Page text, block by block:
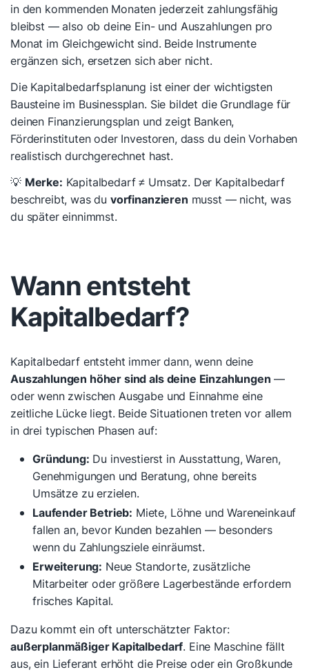
in den kommenden Monaten jederzeit zahlungsfähig
bleibst — also ob deine Ein- und Auszahlungen pro
Monat im Gleichgewicht sind. Beide Instrumente
ergänzen sich, ersetzen sich aber nicht.
Die Kapitalbedarfsplanung ist einer der wichtigsten
Bausteine im Businessplan. Sie bildet die Grundlage für
deinen Finanzierungsplan und zeigt Banken,
Förderinstituten oder Investoren, dass du dein Vorhaben
realistisch durchgerechnet hast.
💡 Merke: Kapitalbedarf ≠ Umsatz. Der Kapitalbedarf
beschreibt, was du vorfinanzieren musst — nicht, was
du später einnimmst.
Wann entsteht
Kapitalbedarf?
Kapitalbedarf entsteht immer dann, wenn deine
Auszahlungen höher sind als deine Einzahlungen —
oder wenn zwischen Ausgabe und Einnahme eine
zeitliche Lücke liegt. Beide Situationen treten vor allem
in drei typischen Phasen auf:
Gründung: Du investierst in Ausstattung, Waren,
Genehmigungen und Beratung, ohne bereits
Umsätze zu erzielen.
Laufender Betrieb: Miete, Löhne und Wareneinkauf
fallen an, bevor Kunden bezahlen — besonders
wenn du Zahlungsziele einräumst.
Erweiterung: Neue Standorte, zusätzliche
Mitarbeiter oder größere Lagerbestände erfordern
frisches Kapital.
Dazu kommt ein oft unterschätzter Faktor:
außerplanmäßiger Kapitalbedarf. Eine Maschine fällt
aus, ein Lieferant erhöht die Preise oder ein Großkunde